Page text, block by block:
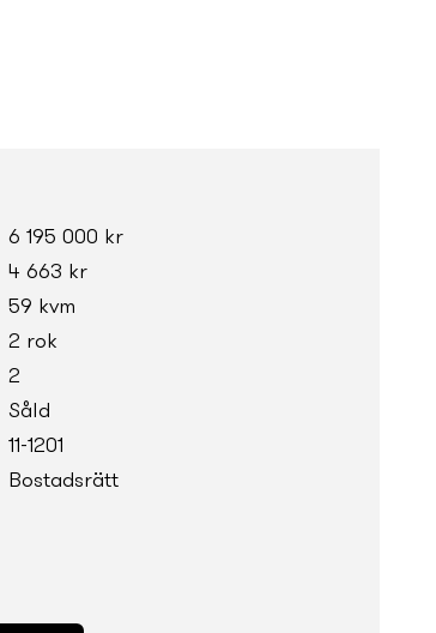
6 195 000 kr
4 663 kr
59 kvm
2 rok
2
Såld
11-1201
Bostadsrätt